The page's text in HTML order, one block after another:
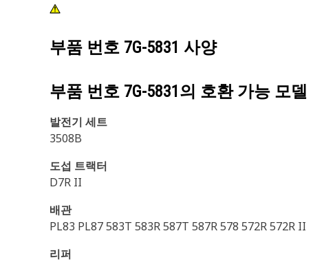
부품 번호 7G-5831 사양
부품 번호 7G-5831 의 호환 가능 모델
발전기 세트
3508B
도섭 트랙터
D7R II
배관
PL83 PL87 583T 583R 587T 587R 578 572R 572R II
리퍼